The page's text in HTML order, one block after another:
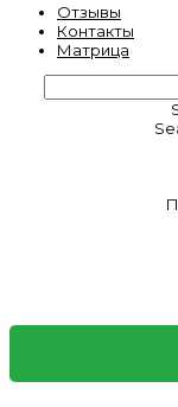
Отзывы
Контакты
Матрица